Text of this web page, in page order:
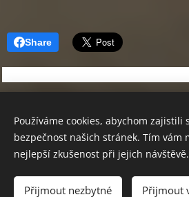
Share
© 2024 Dýchárna .Všechna
Používáme cookies, abychom zajistili
bezpečnost našich stránek. Tím vám
nejlepší zkušenost při jejich návštěvě.
Přijmout nezbytné Přijmout